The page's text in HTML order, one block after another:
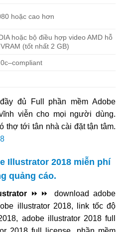
hoặc cao hơn
hoặc bộ điều hợp video AMD hỗ
(tốt nhất 2 GB)
đủ Full phần mềm Adobe
viễn cho mọi người dùng.
thợ tới tân nhà cài đặt tận tâm.
Illustrator 2018 miễn phí
quảng cáo.
⏩⏩ download adobe
illustrator 2018, link tốc độ
adobe illustrator 2018 full